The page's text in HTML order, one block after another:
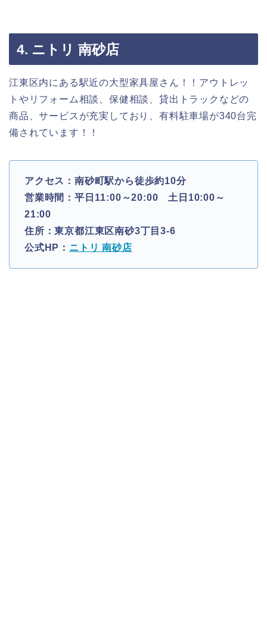
4. ニトリ 南砂店
江東区内にある駅近の大型家具屋さん！！アウトレッ
トやリフォーム相談、保健相談、貸出トラックなどの
商品、サービスが充実しており、有料駐車場が340台完
備されています！！
アクセス：南砂町駅から徒歩約10分
営業時間：平日11:00～20:00 土日10:00～
21:00
住所：東京都江東区南砂3丁目3-6
公式HP： ニトリ 南砂店